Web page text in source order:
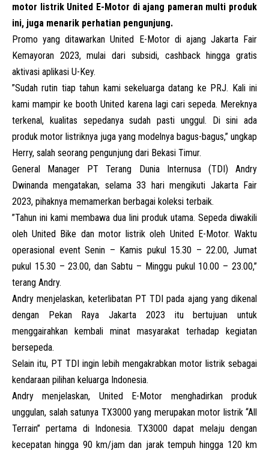
motor listrikUnited E-Motor di ajang pameran multi produk
ini, juga menarik perhatian pengunjung.
Promo yang ditawarkan United E-Motor di ajang Jakarta Fair
Kemayoran 2023, mulai dari subsidi, cashback hingga gratis
aktivasi aplikasi U-Key.
”Sudah rutin tiap tahun kami sekeluarga datang ke PRJ. Kali ini
kami mampir ke booth United karena lagi cari sepeda. Mereknya
terkenal, kualitas sepedanya sudah pasti unggul. Di sini ada
produk motor listriknya juga yang modelnya bagus-bagus,” ungkap
Herry, salah seorang pengunjung dari Bekasi Timur.
General Manager PT Terang Dunia Internusa (TDI) Andry
Dwinanda mengatakan, selama 33 hari mengikuti Jakarta Fair
2023, pihaknya memamerkan berbagai koleksi terbaik.
”Tahun ini kami membawa dua lini produk utama. Sepeda diwakili
oleh United Bike dan motor listrik oleh United E-Motor. Waktu
operasional event Senin – Kamis pukul 15.30 – 22.00, Jumat
pukul 15.30 – 23.00, dan Sabtu – Minggu pukul 10.00 – 23.00,”
terang Andry.
Andry menjelaskan, keterlibatan PT TDI pada ajang yang dikenal
dengan Pekan Raya Jakarta 2023 itu bertujuan untuk
menggairahkan kembali minat masyarakat terhadap kegiatan
bersepeda.
Selain itu, PT TDI ingin lebih mengakrabkan motor listrik sebagai
kendaraan pilihan keluarga Indonesia.
Andry menjelaskan, United E-Motor menghadirkan produk
unggulan, salah satunya TX3000 yang merupakan motor listrik “All
Terrain” pertama di Indonesia. TX3000 dapat melaju dengan
kecepatan hingga 90 km/jam dan jarak tempuh hingga 120 km